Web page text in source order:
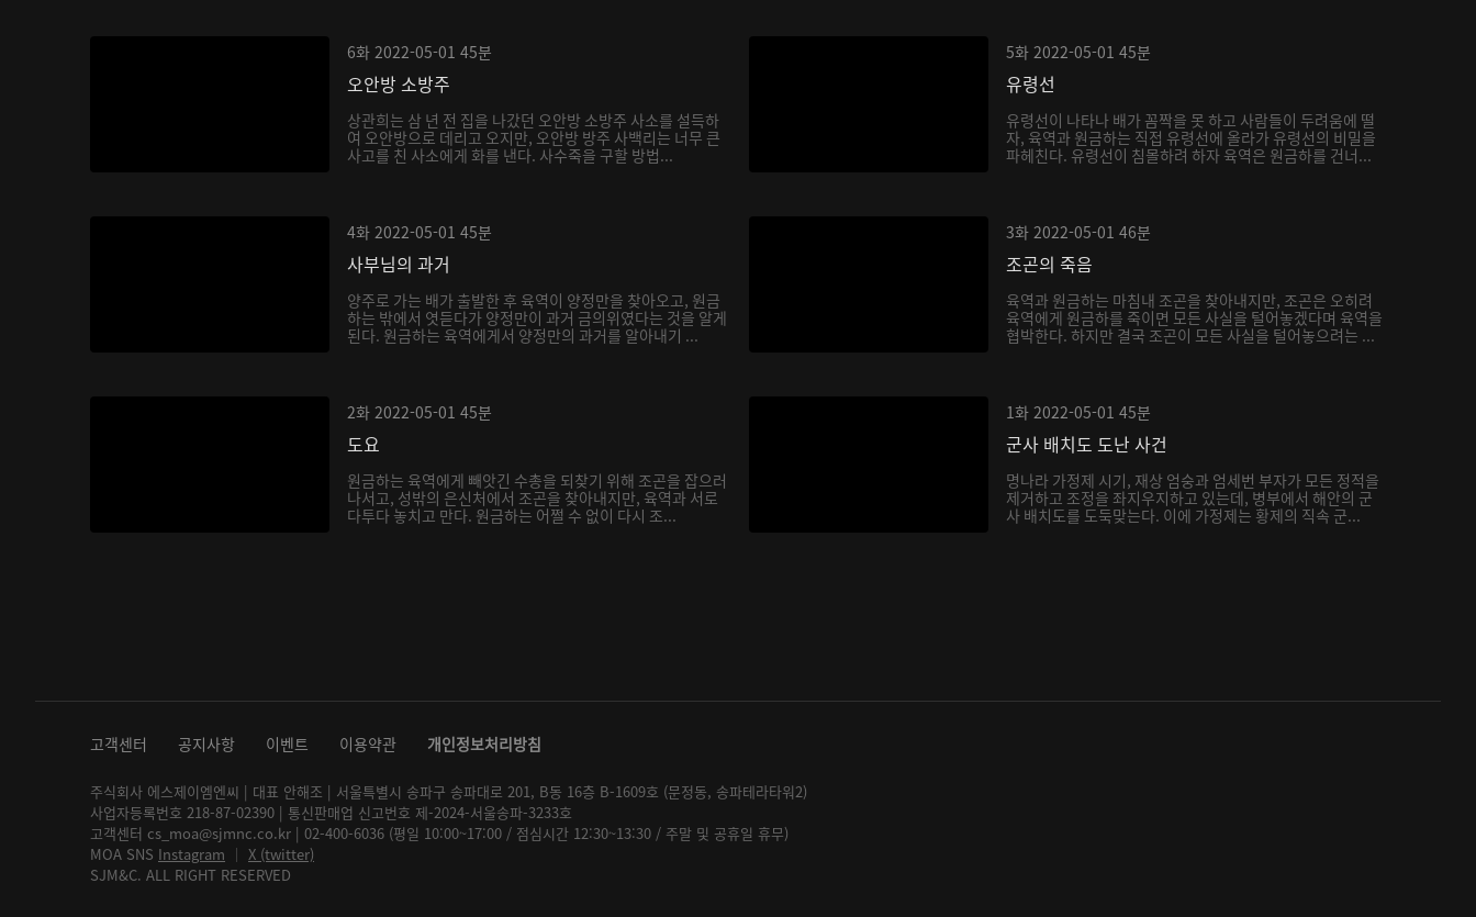
6화 2022-05-01 45분
오안방 소방주
상관희는 삼 년 전 집을 나갔던 오안방 소방주 사소를 설득하
여 오안방으로 데리고 오지만, 오안방 방주 사백리는 너무 큰
사고를 친 사소에게 화를 낸다. 사수죽을 구할 방법...
5화 2022-05-01 45분
유령선
유령선이 나타나 배가 꼼짝을 못 하고 사람들이 두려움에 떨
자, 육역과 원금하는 직접 유령선에 올라가 유령선의 비밀을
파헤친다. 유령선이 침몰하려 하자 육역은 원금하를 건너...
4화 2022-05-01 45분
사부님의 과거
양주로 가는 배가 출발한 후 육역이 양정만을 찾아오고, 원금
하는 밖에서 엿듣다가 양정만이 과거 금의위였다는 것을 알게
된다. 원금하는 육역에게서 양정만의 과거를 알아내기 ...
3화 2022-05-01 46분
조곤의 죽음
육역과 원금하는 마침내 조곤을 찾아내지만, 조곤은 오히려
육역에게 원금하를 죽이면 모든 사실을 털어놓겠다며 육역을
협박한다. 하지만 결국 조곤이 모든 사실을 털어놓으려는 ...
2화 2022-05-01 45분
도요
원금하는 육역에게 빼앗긴 수총을 되찾기 위해 조곤을 잡으러
나서고, 성밖의 은신처에서 조곤을 찾아내지만, 육역과 서로
다투다 놓치고 만다. 원금하는 어쩔 수 없이 다시 조...
1화 2022-05-01 45분
군사 배치도 도난 사건
명나라 가정제 시기, 재상 엄숭과 엄세번 부자가 모든 정적을
제거하고 조정을 좌지우지하고 있는데, 병부에서 해안의 군
사 배치도를 도둑맞는다. 이에 가정제는 황제의 직속 군...
고객센터 공지사항 이벤트 이용약관 개인정보처리방침
주식회사 에스제이엠엔씨 | 대표 안해조 | 서울특별시 송파구 송파대로 201, B동 16층 B-1609호 (문정동, 송파테라타워2)
사업자등록번호 218-87-02390 | 통신판매업 신고번호 제-2024-서울송파-3233호
고객센터 cs_moa@sjmnc.co.kr | 02-400-6036 (평일 10:00~17:00 / 점심시간 12:30~13:30 / 주말 및 공휴일 휴무)
MOA SNS Instagram │ X (twitter)
SJM&C. ALL RIGHT RESERVED